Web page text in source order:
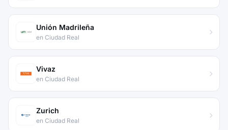
Unión Madrileña
en Ciudad Real
Vivaz
en Ciudad Real
Zurich
en Ciudad Real